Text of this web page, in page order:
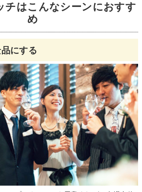
チはこんなシーンにおすす
め
にする